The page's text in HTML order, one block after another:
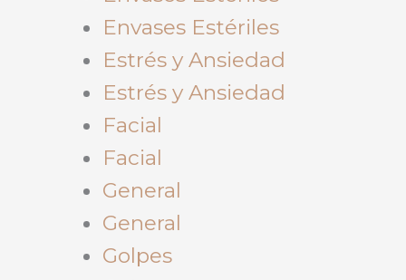
Envases Estériles
Estrés y Ansiedad
Estrés y Ansiedad
Facial
Facial
General
General
Golpes